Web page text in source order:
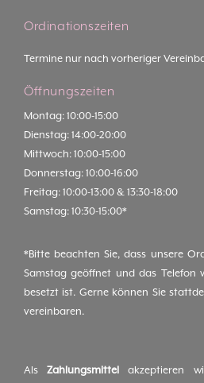
Ordinationszeiten
Termine nur nach vorheriger
Öffnungszeiten
Montag: 10:00-15:00
Dienstag: 14:00-20:00
Mittwoch: 10:00-15:00
Donnerstag: 10:00-16:00
Freitag: 10:00-13:00 & 13:30-18:00
Samstag: 10:30-15:00*
*Bitte beachten Sie, dass unsere
Samstag geöffnet und das Telefon
besetzt ist. Gerne können Sie
vereinbaren.
AlsZahlungsmittel akzeptieren